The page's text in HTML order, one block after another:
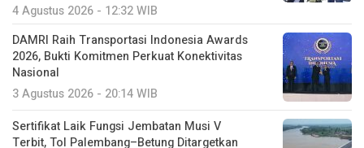
4 Agustus 2026 - 12:32 WIB
DAMRI Raih Transportasi Indonesia Awards
2026, Bukti Komitmen Perkuat Konektivitas
Nasional
3 Agustus 2026 - 20:14 WIB
Sertifikat Laik Fungsi Jembatan Musi V
Terbit, Tol Palembang–Betung Ditargetkan